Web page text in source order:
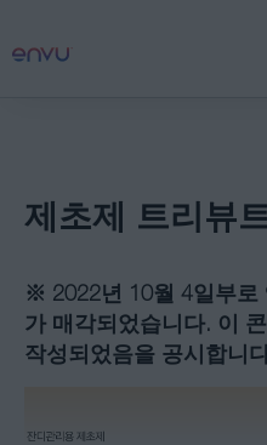
판매처
병해충 정보
홍보자료
제초제 트리뷰
※ 2022년 10월 4일부
가 매각되었습니다. 이
작성되었음을 공시합니